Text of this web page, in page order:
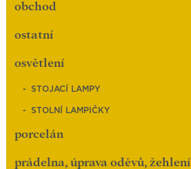
obchod
ostatní
osvětlení
STOJACÍ LAMPY
STOLNÍ LAMPIČKY
porcelán
prádelna, úprava oděvů, žehlení